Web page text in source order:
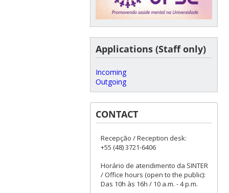
Applications (Staff only)
Incoming
Outgoing
CONTACT
Recepção / Reception desk:
+55 (48) 3721-6406
Horário de atendimento da SINTER
/ Office hours (open to the public):
Das 10h às 16h / 10 a.m. - 4 p.m.